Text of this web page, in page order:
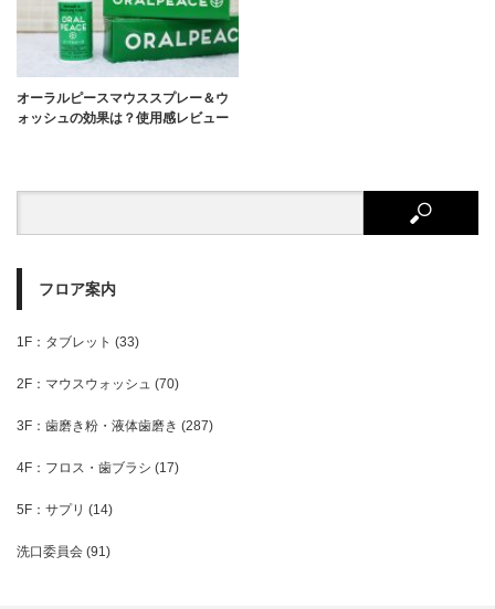
オーラルピースマウススプレー＆ウ
ォッシュの効果は？使用感レビュー
フロア案内
1F：タブレット (33)
2F：マウスウォッシュ (70)
3F：歯磨き粉・液体歯磨き (287)
4F：フロス・歯ブラシ (17)
5F：サプリ (14)
洗口委員会 (91)